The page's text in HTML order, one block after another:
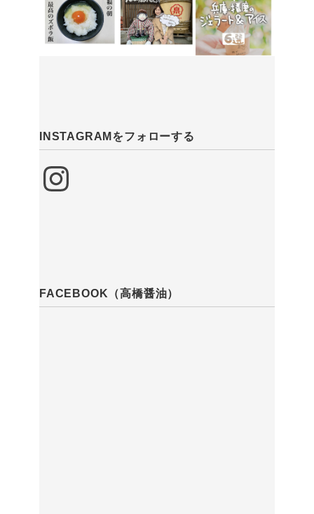
INSTAGRAMをフォローする
Instagram
FACEBOOK（高橋醤油）